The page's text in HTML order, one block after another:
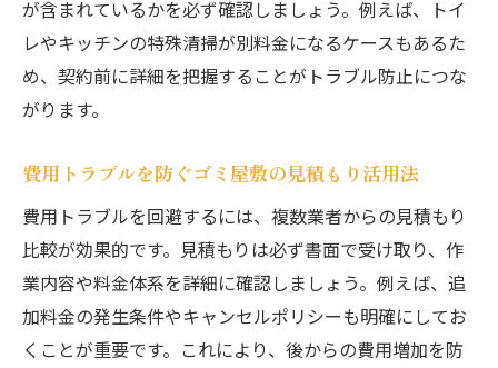
が含まれているかを必ず確認しましょう。例えば、トイ
レやキッチンの特殊清掃が別料金になるケースもあるた
め、契約前に詳細を把握することがトラブル防止につな
がります。
費用トラブルを防ぐゴミ屋敷の見積もり活用法
費用トラブルを回避するには、複数業者からの見積もり
比較が効果的です。見積もりは必ず書面で受け取り、作
業内容や料金体系を詳細に確認しましょう。例えば、追
加料金の発生条件やキャンセルポリシーも明確にしてお
くことが重要です。これにより、後からの費用増加を防